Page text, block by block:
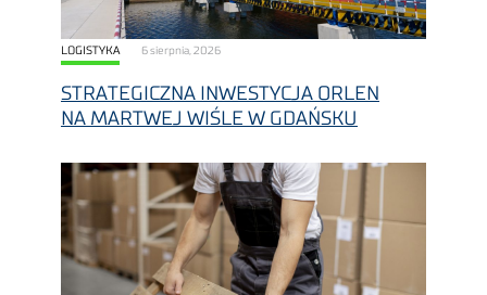
LOGISTYKA 6 sierpnia, 2026
STRATEGICZNA INWESTYCJA ORLEN
NA MARTWEJ WIŚLE W GDAŃSKU